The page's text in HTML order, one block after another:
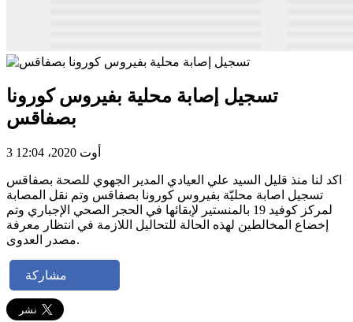
تسجيل إصابة محلية بفيروس كورونا
بصفاقس
3 أوت 2020، 12:04
اكد لنا منذ قليل السيد علي العيادي المدير الجهوي للصحة بصفاقس
تسجيل اصابة محليّة بفيروس كورونا بصفاقس وتم نقل المصابة
لمركز كوفيد 19 بالمنستير لإبقائها في الحجر الصحي الإجباري وتم
إخضاع المخالطين لهذه الحالة للتحاليل اللازمة في انتظار معرفة
مصدر العدوى.
مشاركة